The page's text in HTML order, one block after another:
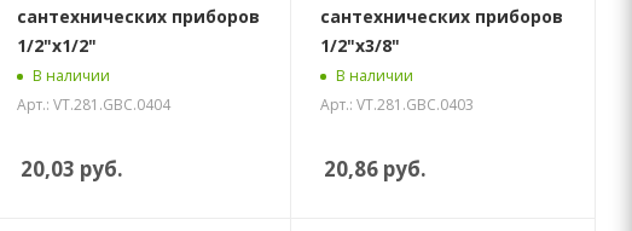
сантехнических приборов
1/2"х1/2"
В наличии
Арт.: VT.281.GBC.0404
20,03 руб.
сантехнических приборов
1/2"х3/8"
В наличии
Арт.: VT.281.GBC.0403
20,86 руб.